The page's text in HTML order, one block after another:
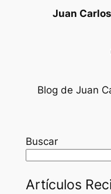
Juan
Blog de Juan
Buscar
Artículos